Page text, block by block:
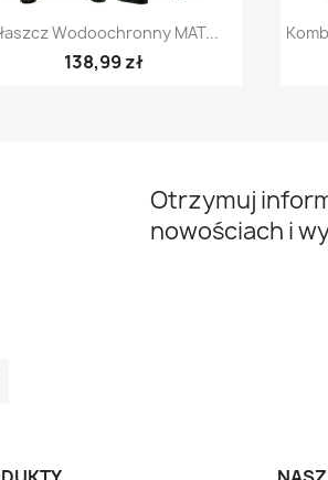
Szybki podgląd
Wodoochronny MAT...
138,99 zł
Otrzymuj
nowościach i